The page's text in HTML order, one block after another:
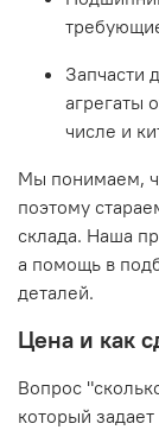
Запчасти
агрегаты
числе и
Мы понимаем,
поэтому
склада. Наша
а помощь в
деталей.
Цена и как
Вопрос "
который